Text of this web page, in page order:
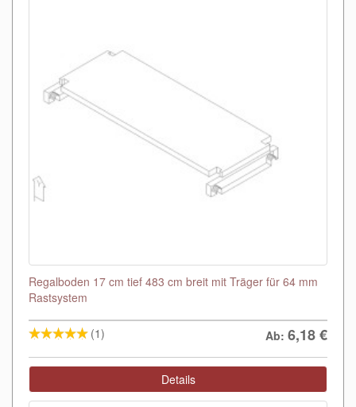
Regalboden 17 cm tief 483 cm breit mit Träger für 64 mm
Rastsystem
(1) Ab: 6,18€
Details